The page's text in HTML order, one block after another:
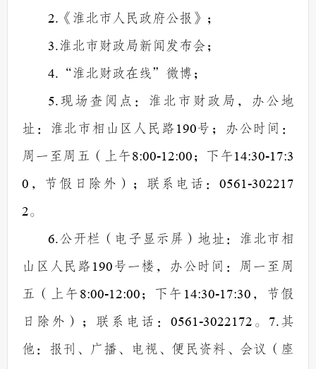
2. 《淮北市人民政府公报》；
3.淮北市财政局新闻发布会；
4. “淮北财政在线” 微博；
5.现场查阅点：淮北市财政局，办公地
址：淮北市相山区人民路190号；办公时间：
周一至周五（上午8:00-12:00；下午14:30-17:3
0 ，节假日除外）；联系电话： 0561-302217
2。
6.公开栏（电子显示屏） 地址： 淮北市相
山区人民路190号一楼 ，
办公时间：周一至周
五（上午 8:00-12:00；下午 14:30-17:30 ，节假
日除外）；联系电话： 0561-3022172 。 7.其
他：报刊、广播、电视、便民资料、会议（座